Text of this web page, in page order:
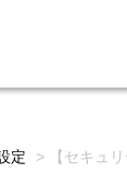
定 > 【セキュ